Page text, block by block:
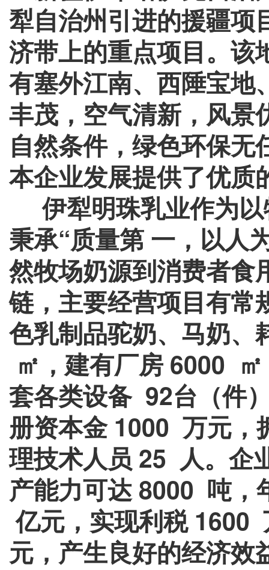
犁自治州引进的援疆项
济带上的重点项目。该
有塞外江南、西陲宝地
丰茂，空气清新，风景
自然条件，绿色环保
本企业发展提供了优质
伊犁明珠乳业作为以
秉承“质量第 一，以人
然牧场奶源到消费者食
链，主要经营项目有常
色乳制品驼奶、马奶、
㎡，建有厂房 6000
套各类设备 92台（件
册资本金 1000 万元，
理技术人员 25 人。企
产能力可达 8000 吨，
亿元，实现利税 1600
元，产生良好的经济效